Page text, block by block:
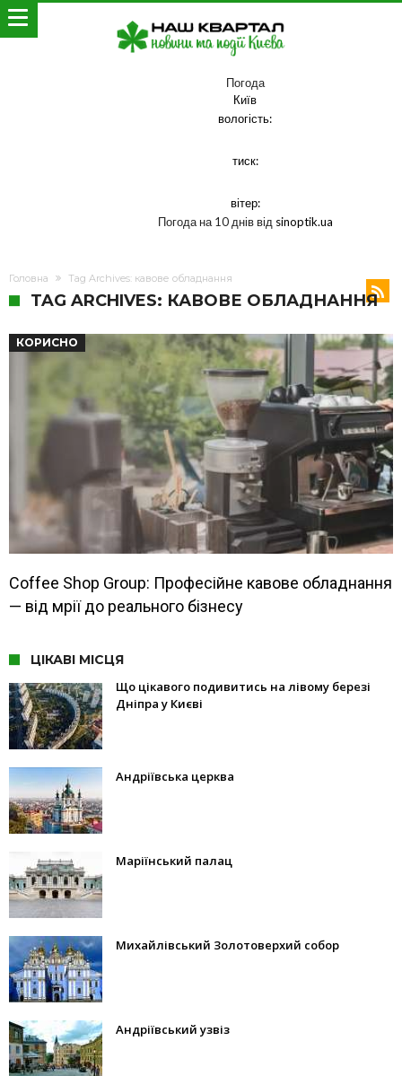
Погода
Київ
вологість:
тиск:
вітер:
Погода на 10 днів від sinoptik.ua
Головна Tag Archives: кавове обладнання
TAG ARCHIVES: КАВОВЕ ОБЛАДНАННЯ
КОРИСНО
Coffee Shop Group: Професійне кавове обладнання
— від мрії до реального бізнесу
ЦІКАВІ МІСЦЯ
Що цікавого подивитись на лівому березі
Дніпра у Києві
Андріївська церква
Маріїнський палац
Михайлівський Золотоверхий собор
Андріївський узвіз